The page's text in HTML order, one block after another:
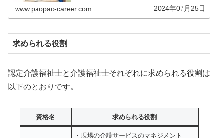
の違いについて解説していきます。...
www.paopao-career.com 2024年07月25日
求められる役割
認定介護福祉士と介護福祉士それぞれに求められる役割は
以下のとおりです。
資格名 求められる役割
・現場の介護サービスのマネジメント